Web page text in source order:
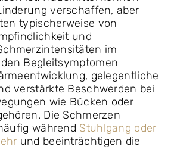
verschaffen, aber
typischerweise von
und
im
Begleitsymptomen
gelegentliche
verstärkte Beschwerden bei
wie Bücken oder
Die Schmerzen
während Stuhlgang oder
und beeinträchtigen die